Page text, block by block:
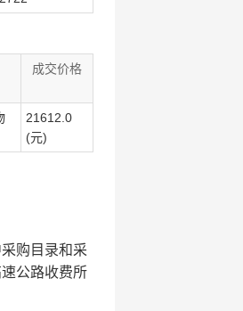
成交价格
21612.0
(元)
购目录和采
公路收费所